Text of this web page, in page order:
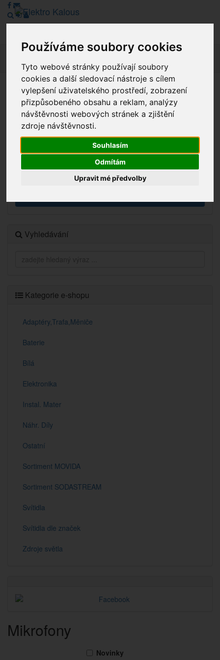
Používáme soubory cookies
Tyto webové stránky používají soubory
cookies a další sledovací nástroje s cílem
vylepšení uživatelského prostředí, zobrazení
přizpůsobeného obsahu a reklam, analýzy
návštěvnosti webových stránek a zjištění
zdroje návštěvnosti.
Souhlasím
Odmítám
Upravit mé předvolby
Vážení zákazníci, v tuto chvíli je Náš internetový obchod v
režimu Katalogu. Objednávky on-line nyní nelze vyřídit.
Děkujeme za pochopení.
Výprodej
Vyhledávání
Kategorie e-shopu
Adaptéry,Trafa,Měniče
Baterie
Bílá
Elektronika
Instal. Mater
Náhr. Díly
Ostatní
Sortiment MOVIDA
Sortiment SODASTREAM
Svítidla
Svítidla dle značek
Zdroje světla
Mikrofony
Novinky